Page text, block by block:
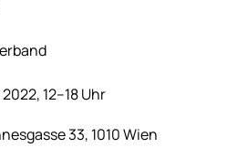
12–18 Uhr
33, 1010 Wien